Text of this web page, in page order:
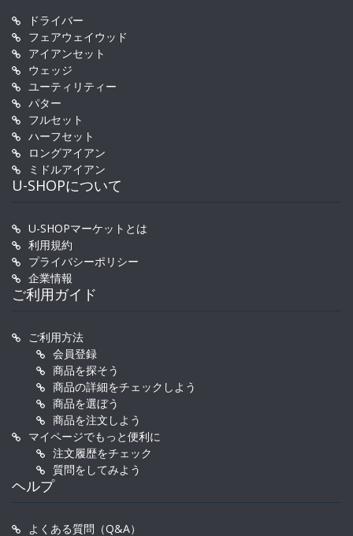
ドライバー
フェアウェイウッド
アイアンセット
ウェッジ
ユーティリティー
パター
フルセット
ハーフセット
ロングアイアン
ミドルアイアン
U-SHOPについて
U-SHOPマーケットとは
利用規約
プライバシーポリシー
企業情報
ご利用ガイド
ご利用方法
会員登録
商品を探そう
商品の詳細をチェックしよう
商品を選ぼう
商品を注文しよう
マイページでもっと便利に
注文履歴をチェック
質問をしてみよう
ヘルプ
よくある質問（Q&A）